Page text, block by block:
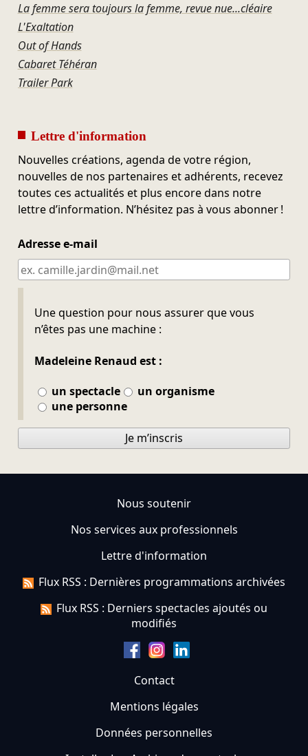
La femme sera toujours la femme, revue nue...cléaire
L'Exaltation
Out of Hands
Cabaret Téhéran
Trailer Park
Lettre d'information
Nouvelles créations, agenda de votre région,
nouvelles de nos partenaires et adhérents, recevez
toutes ces actualités et plus encore dans notre
lettre d’information. N’hésitez pas à vous abonner !
Adresse e-mail
Une question pour nous assurer que vous
n’êtes pas une machine :
Madeleine Renaud est :
un spectacle
un organisme
une personne
Ne pas remplir
Je m’inscris
Nous soutenir
Nos services aux professionnels
Lettre d'information
Flux RSS : Dernières programmations archivées
Flux RSS : Derniers spectacles ajoutés ou
modifiés
Contact
Mentions légales
Données personnelles